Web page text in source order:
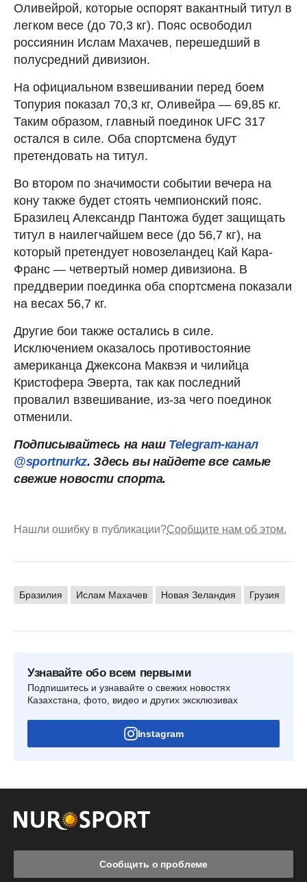
Оливейрой, которые оспорят вакантный титул в
легком весе (до 70,3 кг). Пояс освободил
россиянин Ислам Махачев, перешедший в
полусредний дивизион.
На официальном взвешивании перед боем
Топурия показал 70,3 кг, Оливейра — 69,85 кг.
Таким образом, главный поединок UFC 317
остался в силе. Оба спортсмена будут
претендовать на титул.
Во втором по значимости событии вечера на
кону также будет стоять чемпионский пояс.
Бразилец Александр Пантожа будет защищать
титул в наилегчайшем весе (до 56,7 кг), на
который претендует новозеландец Кай Кара-
Франс — четвертый номер дивизиона. В
преддверии поединка оба спортсмена показали
на весах 56,7 кг.
Другие бои также остались в силе.
Исключением оказалось противостояние
американца Джексона Маквэя и чилийца
Кристофера Эверта, так как последний
провалил взвешивание, из-за чего поединок
отменили.
Подписывайтесь на наш Telegram-канал
@sportnurkz. Здесь вы найдете все самые
свежие новости спорта.
Нашли ошибку в публикации?Сообщите нам об этом.
Бразилия Ислам Махачев Новая Зеландия Грузия
Узнавайте обо всем первыми
Подпишитесь и узнавайте о свежих новостях
Казахстана, фото, видео и других эксклюзивах
Instagram
Сообщить о проблеме